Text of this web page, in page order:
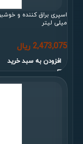
میلی لیتر
2,473,075 ریال
افزودن به سبد خرید